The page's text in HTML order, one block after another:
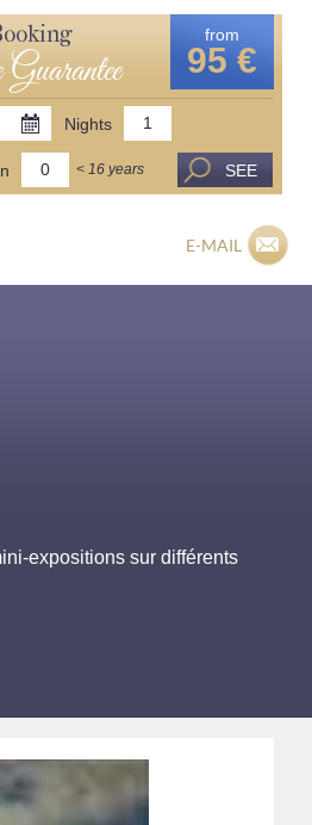
from
95 €
Nights
< 16 years SEE
E-MAIL
expositions sur différents